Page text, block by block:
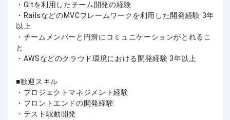
・Gitを利用したチーム開発の経験
・RailsなどのMVCフレームワークを利用した開発経験 3年
以上
・チームメンバーと円滑にコミュニケーションがとれるこ
と
・AWSなどのクラウド環境における開発経験 3年以上
歓迎スキル
・プロジェクトマネジメント経験
・フロントエンドの開発経験
・テスト駆動開発